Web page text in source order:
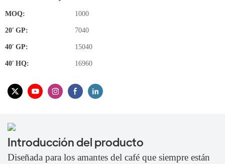
MOQ: 1000
20′ GP: 7040
40′ GP: 15040
40′ HQ: 16960
Introducción del producto
Diseñada para los amantes del café que siempre están